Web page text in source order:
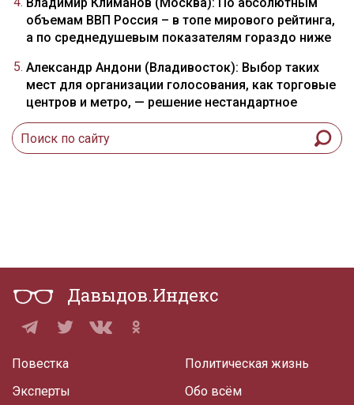
объемам ВВП Россия – в топе мирового рейтинга,
а по среднедушевым показателям гораздо ниже
Александр Андони (Владивосток): Выбор таких
мест для организации голосования, как торговые
центров и метро, — решение нестандартное
Давыдов.Индекс
Повестка
Эксперты
Политическая жизнь
Обо всём